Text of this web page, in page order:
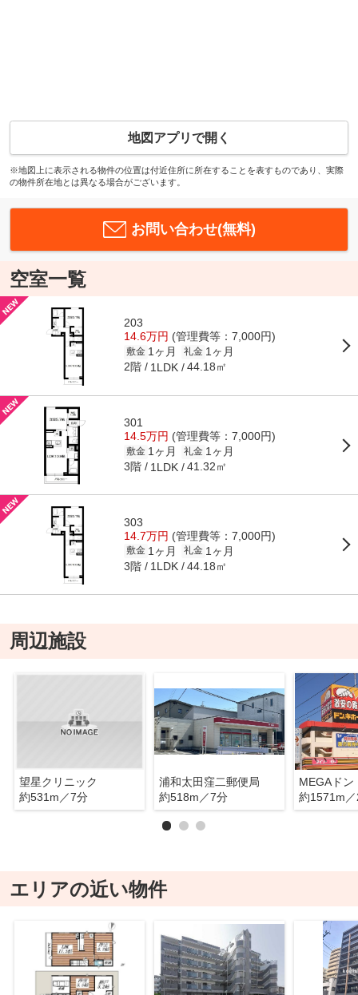
地図アプリで開く
※地図上に表示される物件の位置は付近住所に所在することを表すものであり、実際
の物件所在地とは異なる場合がございます。
お問い合わせ(無料)
空室一覧
203
14.6万円 (管理費等：7,000円)
敷金 1ヶ月 礼金 1ヶ月
2階 1LDK 44.18㎡
301
14.5万円 (管理費等：7,000円)
敷金 1ヶ月 礼金 1ヶ月
3階 1LDK 41.32㎡
303
14.7万円 (管理費等：7,000円)
敷金 1ヶ月 礼金 1ヶ月
3階 1LDK 44.18㎡
周辺施設
望星クリニック
約531m／7分
浦和太田窪二郵便局
約518m／7分
約1571m
エリアの近い物件